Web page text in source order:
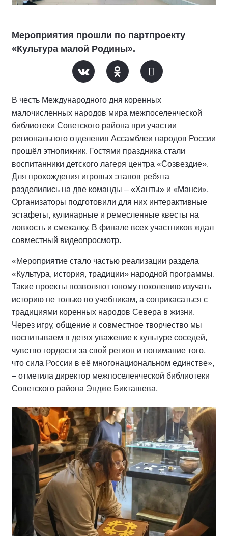
Мероприятия прошли по партпроекту
«Культура малой Родины».
В честь Международного дня коренных
малочисленных народов мира межпоселенческой
библиотеки Советского района при участии
регионального отделения Ассамблеи народов России
прошёл этнопикник. Гостями праздника стали
воспитанники детского лагеря центра «Созвездие».
Для прохождения игровых этапов ребята
разделились на две команды – «Ханты» и «Манси».
Организаторы подготовили для них интерактивные
эстафеты, кулинарные и ремесленные квесты на
ловкость и смекалку. В финале всех участников ждал
совместный видеопросмотр.
«Мероприятие стало частью реализации раздела
«Культура, история, традиции» народной программы.
Такие проекты позволяют юному поколению изучать
историю не только по учебникам, а соприкасаться с
традициями коренных народов Севера в жизни.
Через игру, общение и совместное творчество мы
воспитываем в детях уважение к культуре соседей,
чувство гордости за свой регион и понимание того,
что сила России в её многонациональном единстве»,
– отметила директор межпоселенческой библиотеки
Советского района Эндже Бикташева,